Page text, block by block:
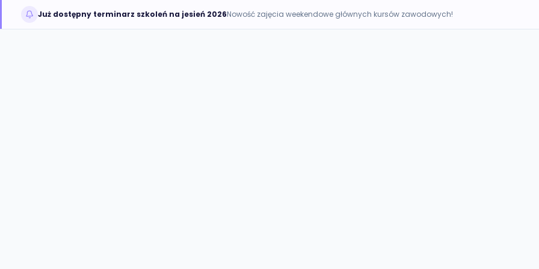
Już dostępny terminarz szkoleń na jesień 2026Nowość zajęcia weekendowe głównych kursów zawodowych!